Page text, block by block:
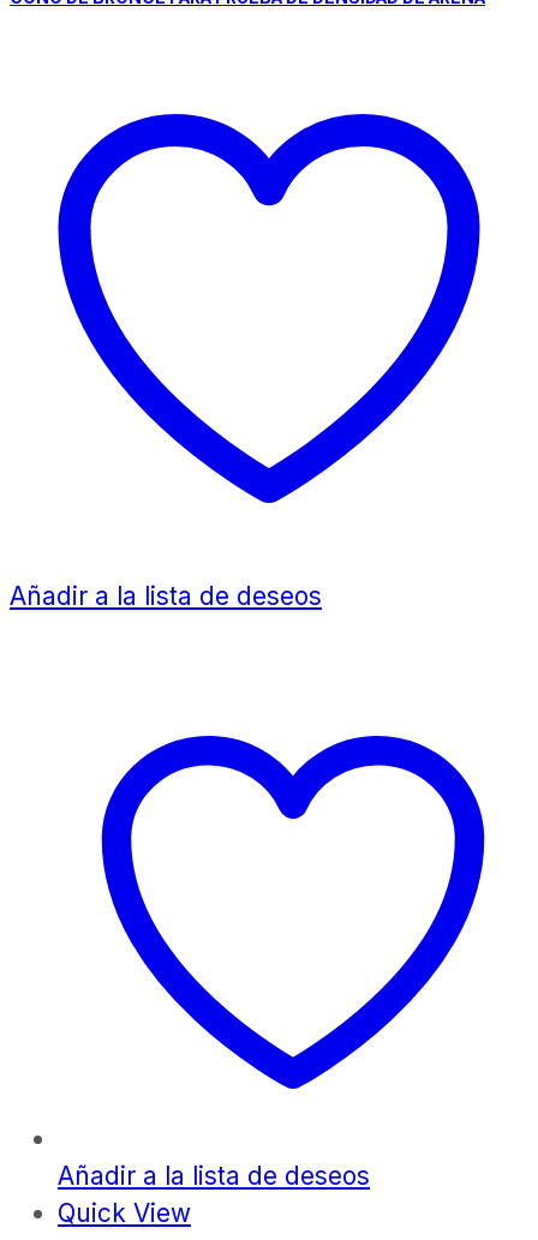
Añadir a la lista de deseos
Añadir a la lista de deseos
Quick View